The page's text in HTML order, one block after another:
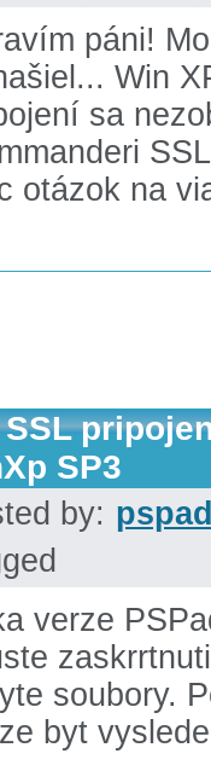
páni!
Win
sa
otázok na
SSL
SP3
by:
verze
soubory.
byt